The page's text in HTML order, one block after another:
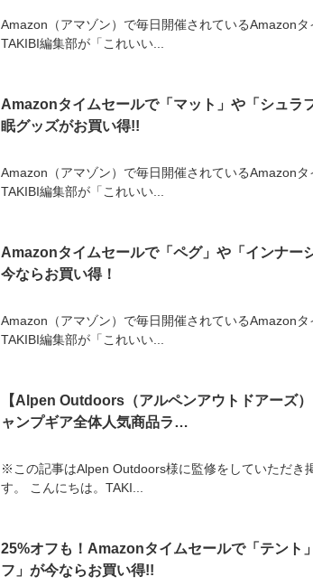
Amazon（アマゾン）で毎日開催されているAmazonタ
TAKIBI編集部が「これいい...
Amazonタイムセールで「マット」や「シュラ
眠グッズがお買い得!!
Amazon（アマゾン）で毎日開催されているAmazonタ
TAKIBI編集部が「これいい...
Amazonタイムセールで「ペグ」や「インナー
今ならお買い得！
Amazon（アマゾン）で毎日開催されているAmazonタ
TAKIBI編集部が「これいい...
【Alpen Outdoors（アルペンアウトドアーズ
ャンプギア全体人気商品ラ…
※この記事はAlpen Outdoors様に監修をしていただき
す。 こんにちは。TAKI...
25%オフも！Amazonタイムセールで「テント
フ」が今ならお買い得!!